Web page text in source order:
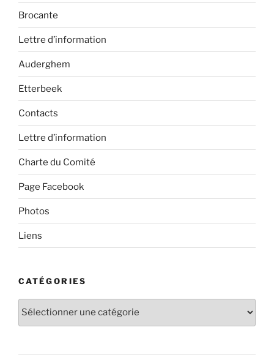
Brocante
Lettre d’information
Auderghem
Etterbeek
Contacts
Lettre d’information
Charte du Comité
Page Facebook
Photos
Liens
CATÉGORIES
Catégories